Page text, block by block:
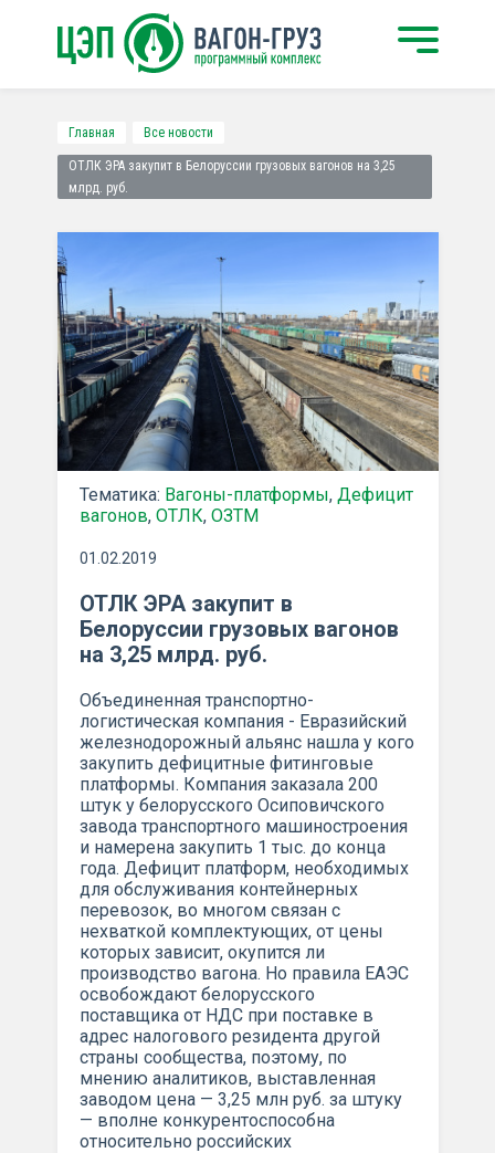
Главная Все новости
ОТЛК ЭРА закупит в Белоруссии грузовых вагонов на 3,25
млрд. руб.
Тематика: Вагоны-платформы, Дефицит
вагонов, ОТЛК, ОЗТМ
01.02.2019
ОТЛК ЭРА закупит в
Белоруссии грузовых вагонов
на 3,25 млрд. руб.
Объединенная транспортно-
логистическая компания - Евразийский
железнодорожный альянс нашла у кого
закупить дефицитные фитинговые
платформы. Компания заказала 200
штук у белорусского Осиповичского
завода транспортного машиностроения
и намерена закупить 1 тыс. до конца
года. Дефицит платформ, необходимых
для обслуживания контейнерных
перевозок, во многом связан с
нехваткой комплектующих, от цены
которых зависит, окупится ли
производство вагона. Но правила ЕАЭС
освобождают белорусского
поставщика от НДС при поставке в
адрес налогового резидента другой
страны сообщества, поэтому, по
мнению аналитиков, выставленная
заводом цена — 3,25 млн руб. за штуку
— вполне конкурентоспособна
относительно российских